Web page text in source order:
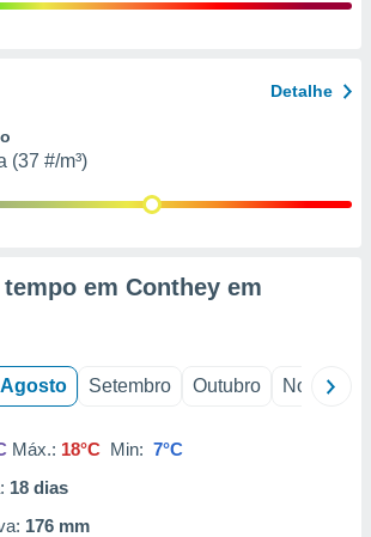
Detalhe
(37 #/m³)
em Conthey em
Agosto Setembro Outubro Novembro
Máx.: 18°C Min: 7°C
18 dias
176 mm